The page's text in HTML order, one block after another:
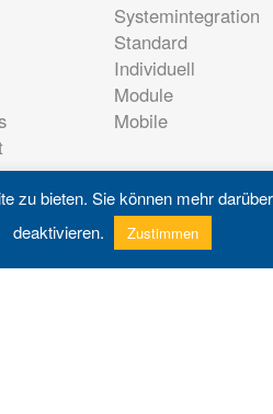
Systemintegration
Standard
Individuell
Module
Mobile
Service
Oracle Wartung
Analyse
bieten. Sie können mehr
deaktivieren.
Zustimmen